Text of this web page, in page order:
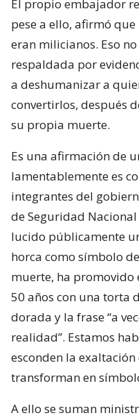
El propio embajador
pese a ello, afirmó
eran milicianos. Eso
respaldada por
a deshumanizar a
convertirlos, después
su propia muerte.
Es una afirmación de
lamentablemente es
integrantes del
de Seguridad
lucido públicamente
horca como símbolo
muerte, ha promovido
50 años con una torta
dorada y la frase “a
realidad”. Estamos
esconden la
transforman en
A ello se suman